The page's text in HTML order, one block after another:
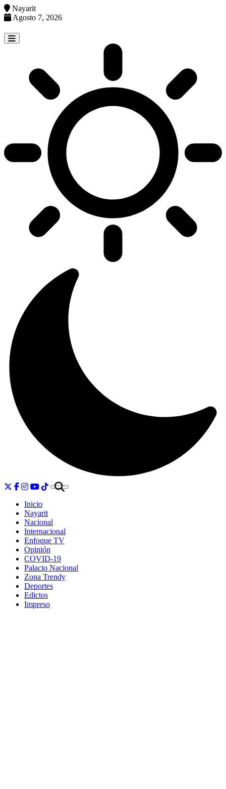
Nayarit
Agosto 7, 2026
to
content
Inicio
Nayarit
Nacional
Internacional
Enfoque TV
Opinión
COVID-19
Palacio Nacional
Zona Trendy
Deportes
Edictos
Impreso